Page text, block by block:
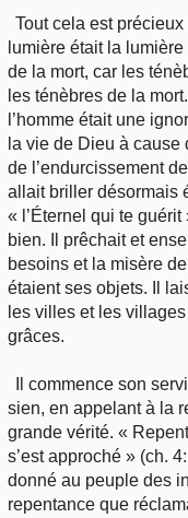
Tout cela est
lumière était la
de la mort, car les
les ténèbres de la
l’homme était une
la vie de Dieu à cause
de l’endurcissement
allait briller désormais
« l’Éternel qui te
bien. Il prêchait et
besoins et la misère
étaient ses objets. Il
les villes et les
grâces.
Il commence son
sien, en appelant à la
grande vérité. «
s’est approché » (ch.
donné au peuple des
repentance que